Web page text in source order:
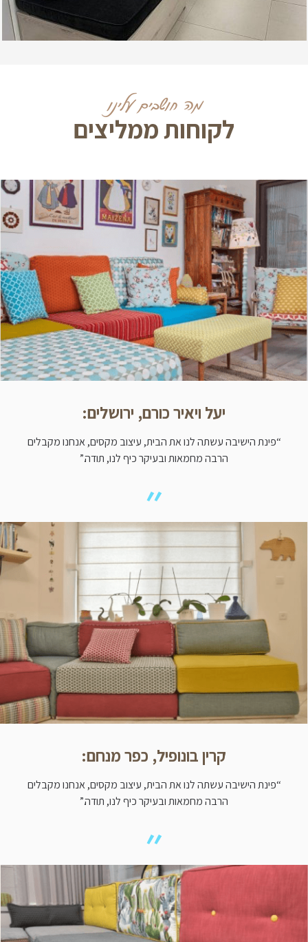
מה חושבים עלינו
לקוחות ממליצים
יעל ויאיר כורם, ירושלים:
“פינת הישיבה עשתה לנו את הבית, עיצוב מקסים, אנחנו מקבלים
הרבה מחמאות ובעיקר כיף לנו, תודה.”
קרין בונופיל, כפר מנחם:
“פינת הישיבה עשתה לנו את הבית, עיצוב מקסים, אנחנו מקבלים
הרבה מחמאות ובעיקר כיף לנו, תודה.”